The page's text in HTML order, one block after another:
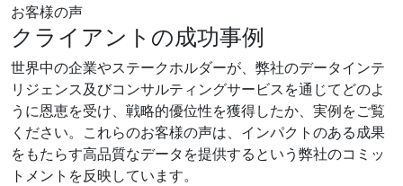
お客様の声
クライアントの成功事例
世界中の企業やステークホルダーが、弊社のデータインテ
リジェンス及びコンサルティングサービスを通じてどのよ
うに恩恵を受け、戦略的優位性を獲得したか、実例をご覧
ください。これらのお客様の声は、インパクトのある成果
をもたらす高品質なデータを提供するという弊社のコミッ
トメントを反映しています。